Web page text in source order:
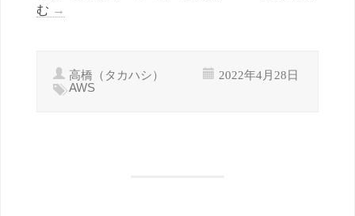
む →
高橋（タカハシ） 2022年4月28日
AWS